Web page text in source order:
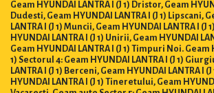
Geam HYUNDAI LANTRA I (J 1) Dristor, Geam
Dudesti, Geam HYUNDAI LANTRA I (J 1) Lipscani,
LANTRA I (J 1) Muncii, Geam HYUNDAI LANTRA I (J
HYUNDAI LANTRA I (J 1) Unirii, Geam HYUNDAI
Geam HYUNDAI LANTRA I (J 1) Timpuri Noi. Geam
1) Sectorul 4: Geam HYUNDAI LANTRA I (J 1)
LANTRA I (J 1) Berceni, Geam HYUNDAI LANTRA I
HYUNDAI LANTRA I (J 1) Tineretului, Geam
Vacaresti. Geam auto Sector 5: Geam HYUNDAI